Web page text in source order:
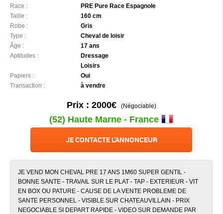
Race :
PRE Pure Race Espagnole
Taille :
160 cm
Robe :
Gris
Type :
Cheval de loisir
Âge :
17 ans
Aptitudes :
Dressage
Loisirs
Papiers :
Oui
Transaction :
à vendre
Prix : 2000€(Négociable)
(52) Haute Marne - France
JE CONTACTE L'ANNONCEUR
JE VEND MON CHEVAL PRE 17 ANS 1M60 SUPER GENTIL -
BONNE SANTE - TRAVAIL SUR LE PLAT - TAP - EXTERIEUR - VIT
EN BOX OU PATURE - CAUSE DE LA VENTE PROBLEME DE
SANTE PERSONNEL - VISIBLE SUR CHATEAUVILLAIN - PRIX
NEGOCIABLE SI DEPART RAPIDE - VIDEO SUR DEMANDE PAR